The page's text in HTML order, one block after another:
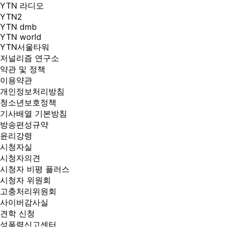
YTN 라디오
YTN2
YTN dmb
YTN world
YTN서울타워
저널리즘 연구소
약관 및 정책
이용약관
개인정보처리방침
청소년보호정책
기사배열 기본방침
방송편성규약
윤리강령
시청자실
시청자의견
시청자 비평 플러스
시청자 위원회
고충처리위원회
사이버감사실
견학 신청
성폭력신고센터